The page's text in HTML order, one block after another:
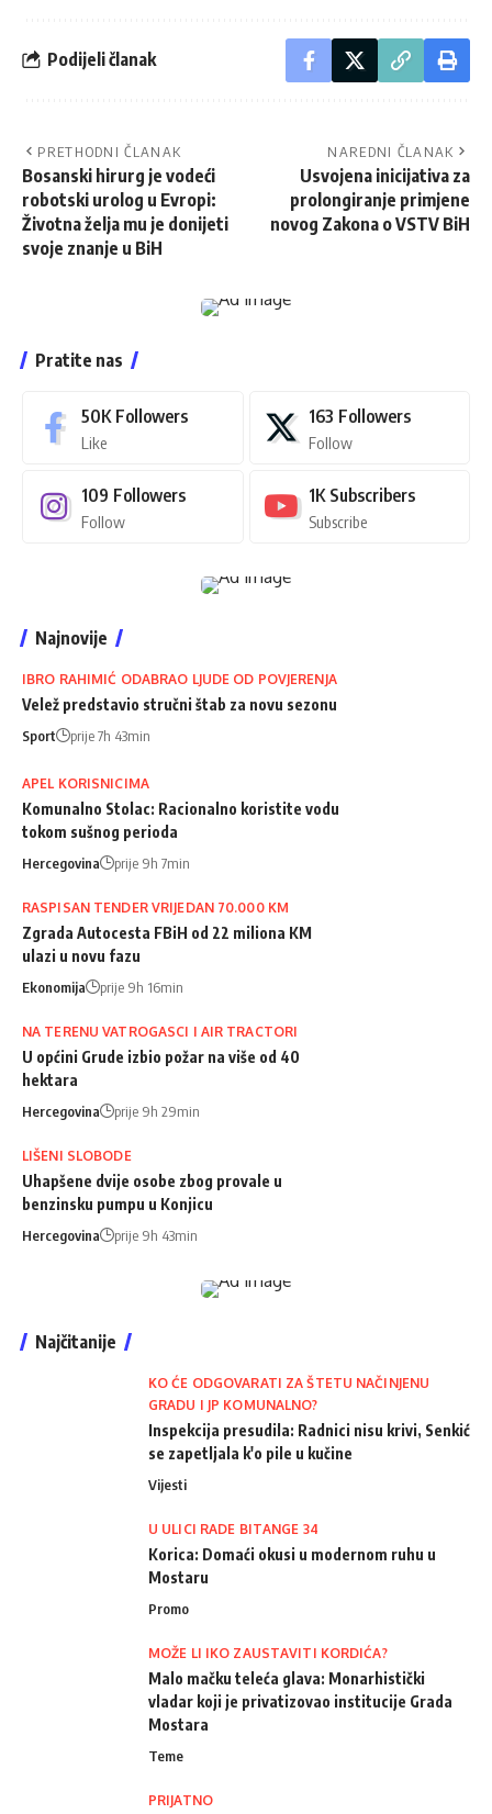
Podijeli članak
PRETHODNI ČLANAK
Bosanski hirurg je vodeći
robotski urolog u Evropi:
Životna želja mu je donijeti
svoje znanje u BiH
NAREDNI ČLANAK
Usvojena inicijativa za
prolongiranje primjene
novog Zakona o VSTV BiH
Pratite nas
50K Followers
Like
163 Followers
Follow
109 Followers
Follow
1K Subscribers
Subscribe
Najnovije
IBRO RAHIMIĆ ODABRAO LJUDE OD POVJERENJA
Velež predstavio stručni štab za novu sezonu
Sport prije 7h 43min
APEL KORISNICIMA
Komunalno Stolac: Racionalno koristite vodu
tokom sušnog perioda
Hercegovina prije 9h 7min
RASPISAN TENDER VRIJEDAN 70.000 KM
Zgrada Autocesta FBiH od 22 miliona KM
ulazi u novu fazu
Ekonomija prije 9h 16min
NA TERENU VATROGASCI I AIR TRACTORI
U općini Grude izbio požar na više od 40
hektara
Hercegovina prije 9h 29min
LIŠENI SLOBODE
Uhapšene dvije osobe zbog provale u
benzinsku pumpu u Konjicu
Hercegovina prije 9h 43min
Najčitanije
KO ĆE ODGOVARATI ZA ŠTETU NAČINJENU
GRADU I JP KOMUNALNO?
Inspekcija presudila: Radnici nisu krivi, Senkić
se zapetljala k'o pile u kučine
Vijesti
U ULICI RADE BITANGE 34
Korica: Domaći okusi u modernom ruhu u
Mostaru
Promo
MOŽE LI IKO ZAUSTAVITI KORDIĆA?
Malo mačku teleća glava: Monarhistički
vladar koji je privatizovao institucije Grada
Mostara
Teme
PRIJATNO